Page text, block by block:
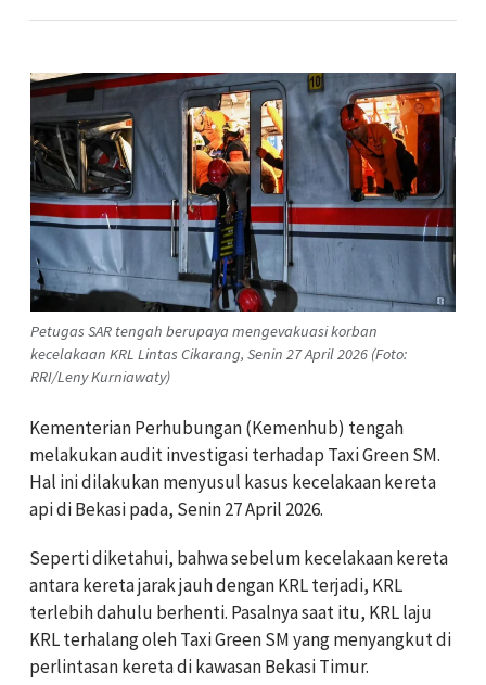
Petugas SAR tengah berupaya mengevakuasi korban
kecelakaan KRL Lintas Cikarang, Senin 27 April 2026 (Foto:
RRI/Leny Kurniawaty)
Kementerian Perhubungan (Kemenhub) tengah
melakukan audit investigasi terhadap Taxi Green SM.
Hal ini dilakukan menyusul kasus kecelakaan kereta
api di Bekasi pada, Senin 27 April 2026.
Seperti diketahui, bahwa sebelum kecelakaan kereta
antara kereta jarak jauh dengan KRL terjadi, KRL
terlebih dahulu berhenti. Pasalnya saat itu, KRL laju
KRL terhalang oleh Taxi Green SM yang menyangkut di
perlintasan kereta di kawasan Bekasi Timur.